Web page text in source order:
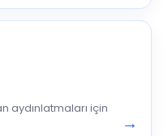
aydınlatmaları için
→